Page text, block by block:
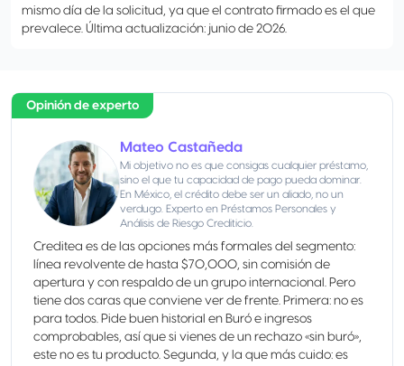
mismo día de la solicitud, ya que el contrato firmado es el que
prevalece. Última actualización: junio de 2026.
Opinión de experto
Mateo Castañeda
Mi objetivo no es que consigas cualquier préstamo,
sino el que tu capacidad de pago pueda dominar.
En México, el crédito debe ser un aliado, no un
verdugo. Experto en Préstamos Personales y
Análisis de Riesgo Crediticio.
Creditea es de las opciones más formales del segmento:
línea revolvente de hasta $70,000, sin comisión de
apertura y con respaldo de un grupo internacional. Pero
tiene dos caras que conviene ver de frente. Primera: no es
para todos. Pide buen historial en Buró e ingresos
comprobables, así que si vienes de un rechazo «sin buró»,
este no es tu producto. Segunda, y la que más cuido: es